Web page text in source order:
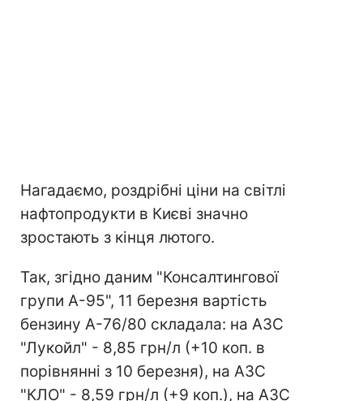
Нагадаємо, роздрібні ціни на світлі
нафтопродукти в Києві значно
зростають з кінця лютого.
Так, згідно даним "Консалтингової
групи А-95", 11 березня вартість
бензину А-76/80 складала: на АЗС
"Лукойл" - 8,85 грн/л (+10 коп. в
порівнянні з 10 березня), на АЗС
"КЛО" - 8,59 грн/л (+9 коп.), на АЗС